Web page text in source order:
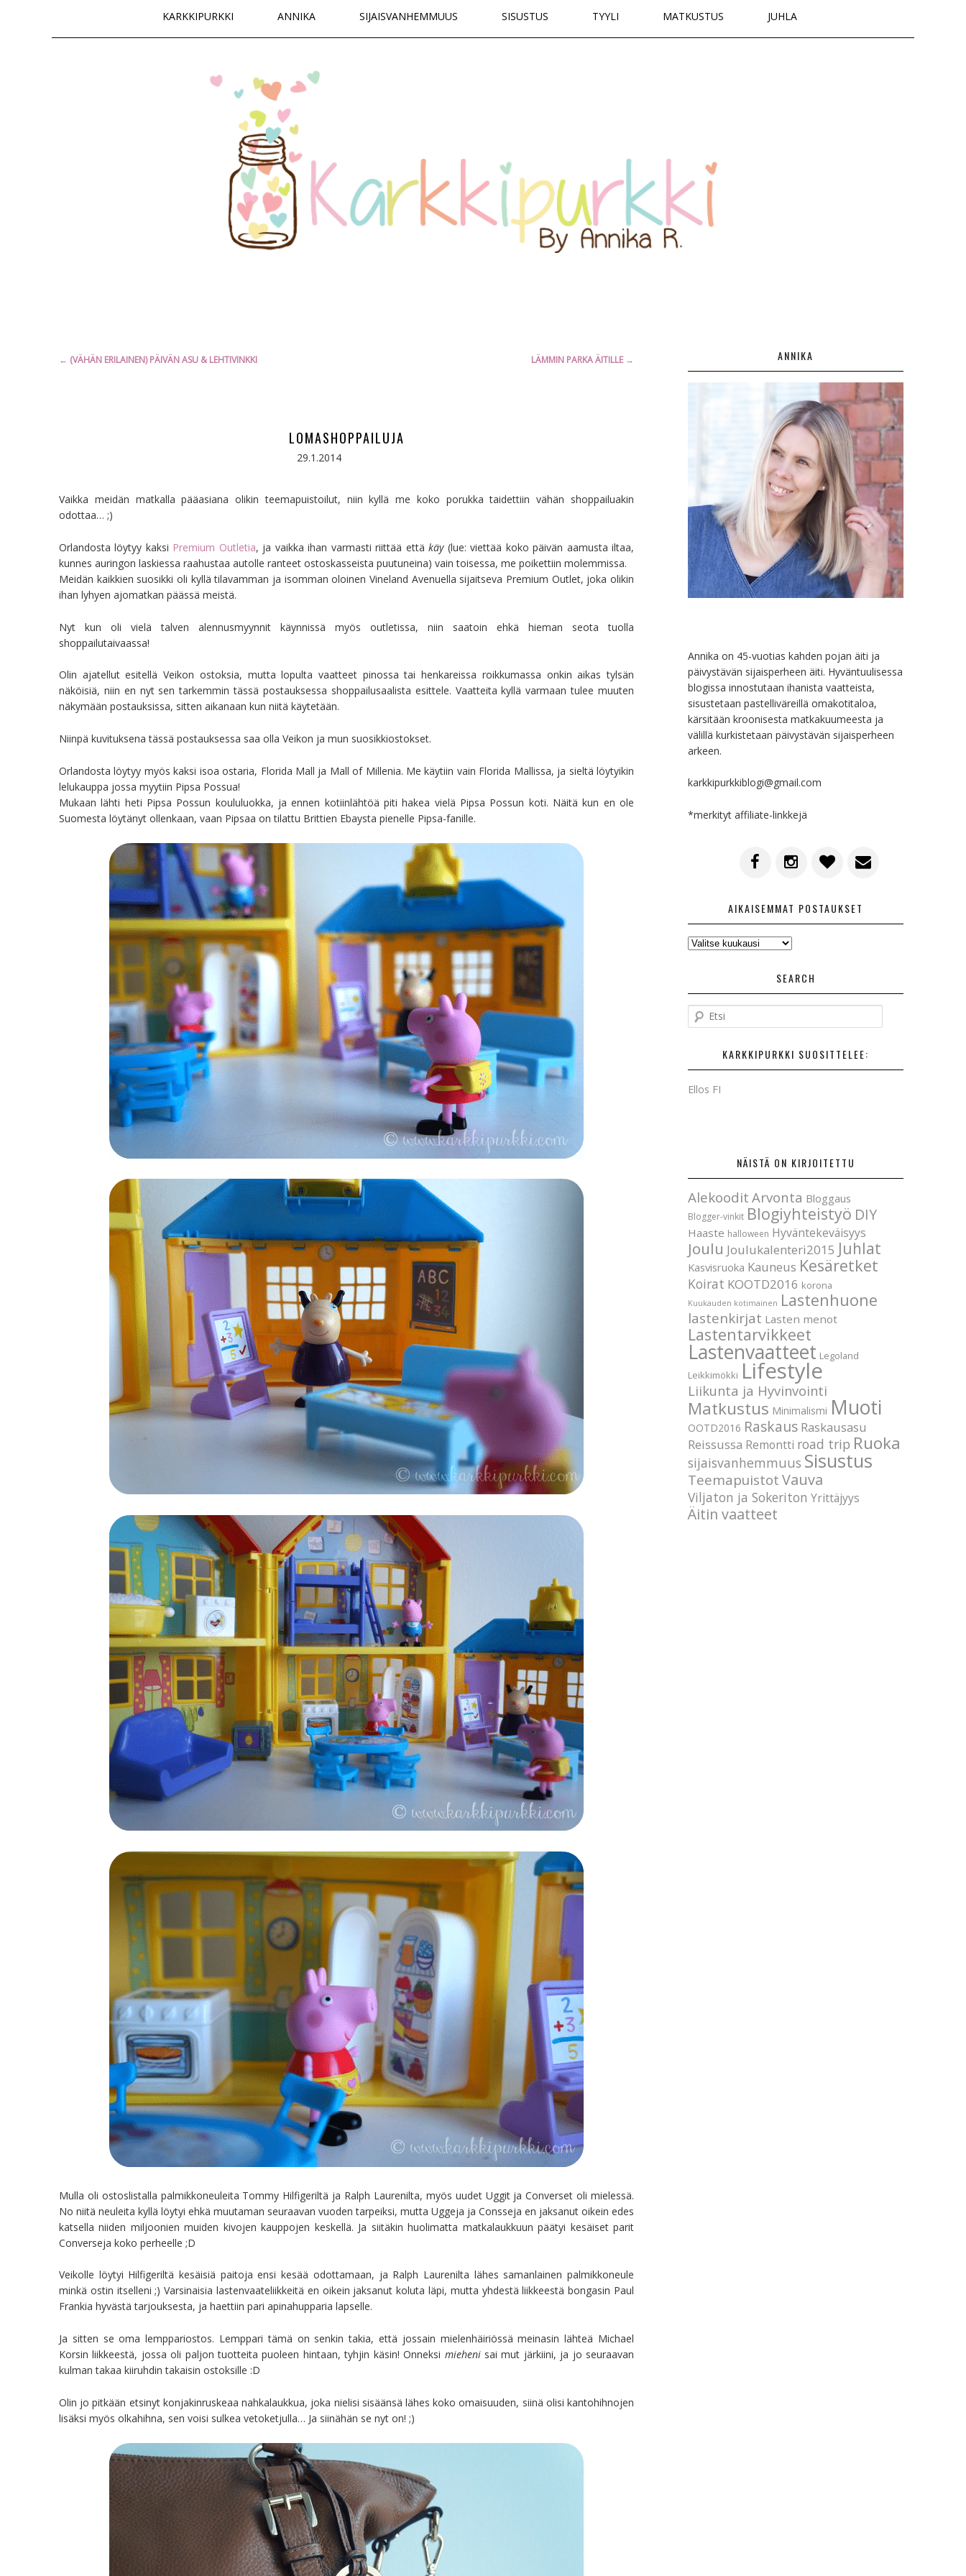
KARKKIPURKKI ANNIKA SIJAISVANHEMMUUS SISUSTUS TYYLI MATKUSTUS JUHLA
Artikkelien
← (VÄHÄN ERILAINEN) PÄIVÄN ASU & LEHTIVINKKI LÄMMIN PARKA ÄITILLE →
LOMASHOPPAILUJA
29.1.2014
Vaikka meidän matkalla pääasiana olikin teemapuistoilut, niin kyllä me koko porukka taidettiin vähän shoppailuakin
odottaa… ;)
Orlandosta löytyy kaksi Premium Outletia, ja vaikka ihan varmasti riittää ettäkäy (lue: viettää koko päivän aamusta iltaa,
kunnes auringon laskiessa raahustaa autolle ranteet ostoskasseista puutuneina) vain toisessa, me poikettiin molemmissa.
Meidän kaikkien suosikki oli kyllä tilavamman ja isomman oloinen Vineland Avenuella sijaitseva Premium Outlet, joka olikin
ihan lyhyen ajomatkan päässä meistä.
Nyt kun oli vielä talven alennusmyynnit käynnissä myös outletissa, niin saatoin ehkä hieman seota tuolla
shoppailutaivaassa!
Olin ajatellut esitellä Veikon ostoksia, mutta lopulta vaatteet pinossa tai henkareissa roikkumassa onkin aikas tylsän
näköisiä, niin en nyt sen tarkemmin tässä postauksessa shoppailusaalista esittele. Vaatteita kyllä varmaan tulee muuten
näkymään postauksissa, sitten aikanaan kun niitä käytetään.
Niinpä kuvituksena tässä postauksessa saa olla Veikon ja mun suosikkiostokset.
Orlandosta löytyy myös kaksi isoa ostaria, Florida Mall ja Mall of Millenia. Me käytiin vain Florida Mallissa, ja sieltä löytyikin
lelukauppa jossa myytiin Pipsa Possua!
Mukaan lähti heti Pipsa Possun koululuokka, ja ennen kotiinlähtöä piti hakea vielä Pipsa Possun koti. Näitä kun en ole
Suomesta löytänyt ollenkaan, vaan Pipsaa on tilattu Brittien Ebaysta pienelle Pipsa-fanille.
Mulla oli ostoslistalla palmikkoneuleita Tommy Hilfigeriltä ja Ralph Laurenilta, myös uudet Uggit ja Converset oli mielessä.
No niitä neuleita kyllä löytyi ehkä muutaman seuraavan vuoden tarpeiksi, mutta Uggeja ja Consseja en jaksanut oikein edes
katsella niiden miljoonien muiden kivojen kauppojen keskellä. Ja siitäkin huolimatta matkalaukkuun päätyi kesäiset parit
Converseja koko perheelle ;D
Veikolle löytyi Hilfigeriltä kesäisiä paitoja ensi kesää odottamaan, ja Ralph Laurenilta lähes samanlainen palmikkoneule
minkä ostin itselleni ;) Varsinaisia lastenvaateliikkeitä en oikein jaksanut koluta läpi, mutta yhdestä liikkeestä bongasin Paul
Frankia hyvästä tarjouksesta, ja haettiin pari apinahupparia lapselle.
Ja sitten se oma lemppariostos. Lemppari tämä on senkin takia, että jossain mielenhäiriössä meinasin lähteä Michael
Korsin liikkeestä, jossa oli paljon tuotteita puoleen hintaan, tyhjin käsin! Onneksi miehenisai mut järkiini, ja jo seuraavan
kulman takaa kiiruhdin takaisin ostoksille :D
Olin jo pitkään etsinyt konjakinruskeaa nahkalaukkua, joka nielisi sisäänsä lähes koko omaisuuden, siinä olisi kantohihnojen
lisäksi myös olkahihna, sen voisi sulkea vetoketjulla… Ja siinähän se nyt on! ;)
ANNIKA
Annika on 45-vuotias kahden pojan äiti ja
päivystävän sijaisperheen äiti. Hyväntuulisessa
blogissa innostutaan ihanista vaatteista,
sisustetaan pastelliväreillä omakotitaloa,
kärsitään kroonisesta matkakuumeesta ja
välillä kurkistetaan päivystävän sijaisperheen
arkeen.
karkkipurkkiblogi@gmail.com
*merkityt affiliate-linkkejä
AIKAISEMMAT POSTAUKSET
AIKAISEMMAT
SEARCH
t
KARKKIPURKKI SUOSITTELEE:
Ellos FI
NÄISTÄ ON KIRJOITETTU
Alekoodit Arvonta Bloggaus
Blogger-vinkit Blogiyhteistyö DIY
Haaste halloween Hyväntekeväisyys
Joulu Joulukalenteri2015 Juhlat
Kasvisruoka Kauneus Kesäretket
Koirat KOOTD2016 korona
Kuukauden kotimainen Lastenhuone
lastenkirjat Lasten menot
Lastentarvikkeet
Lastenvaatteet Legoland
Leikkimökki Lifestyle
Liikunta ja Hyvinvointi
Matkustus Minimalismi Muoti
OOTD2016 Raskaus Raskausasu
Reissussa Remontti road trip Ruoka
sijaisvanhemmuus Sisustus
Teemapuistot Vauva
Viljaton ja Sokeriton Yrittäjyys
Äitin vaatteet